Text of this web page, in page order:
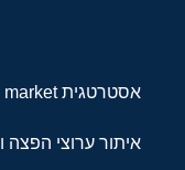
אסטרטגית Go to market ותכנית שיווק בינלאומית
איתור ערוצי הפצה